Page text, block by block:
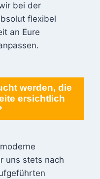
bei der
flexibel
an Eure
werden, die
ersichtlich
uns stets nach